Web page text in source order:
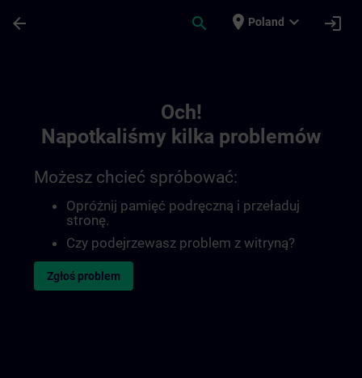
arrow_back search place Poland expand_more login
Och!
Napotkaliśmy kilka problemów
Możesz chcieć spróbować:
Opróżnij pamięć podręczną i przeładuj
stronę.
Czy podejrzewasz problem z witryną?
Zgłoś problem